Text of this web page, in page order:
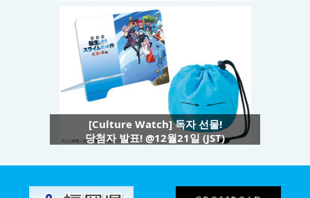
[Culture Watch] 독자 선물!
당첨자 발표! @12월21일 (JST)